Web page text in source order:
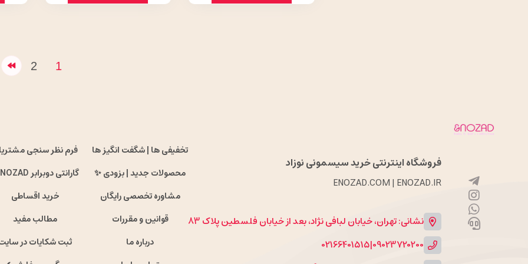
1
2
فروشگاه اینترنتی خرید سیسمونی نوزاد
ENOZAD.COM | ENOZAD.IR
نشانی: تهران، خیابان لبافی نژاد، بعد از خیابان فلسطین پلاک 83
09023720200
|
02166401515
تخفیفی ها | شگفت انگیز ها
فرم نظر سنجی
محصولات جدید | بزودی ✨
گارانتی دوبرابر ENOZAD !
مشاوره تخصصی رایگان
خرید اقساطی
قوانین و مقررات
مطالب مفید
درباره ما
ثبت شکایات در